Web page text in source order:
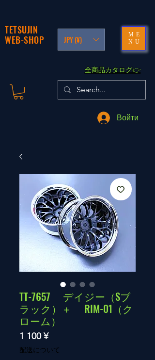
TETSUJIN
WEB-SHOP
JPY (¥)
ME
NU
​全商品カタログ👉
Войти
TT-7657 デイジー（Sブ
ラック）＋ RIM-01（ク
ローム）
1 100 ¥Цена
配送について